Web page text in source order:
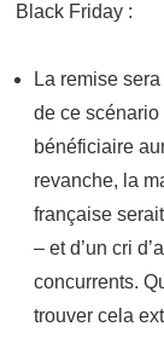
Black Friday :
La remise
de ce scénario
bénéficiaire
revanche, la
française
– et d’un cri
concurrents.
trouver cela